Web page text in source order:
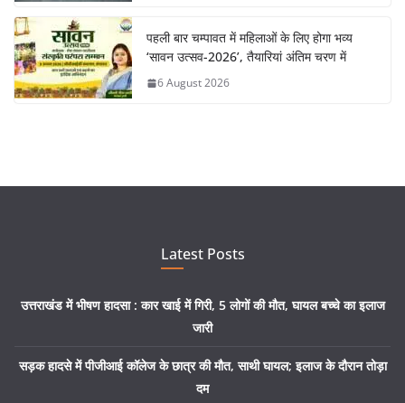
पहली बार चम्पावत में महिलाओं के लिए होगा भव्य
‘सावन उत्सव-2026’, तैयारियां अंतिम चरण में
6 August 2026
Latest Posts
उत्तराखंड में भीषण हादसा : कार खाई में गिरी, 5 लोगों की मौत, घायल बच्चे का इलाज
जारी
सड़क हादसे में पीजीआई कॉलेज के छात्र की मौत, साथी घायल; इलाज के दौरान तोड़ा
दम